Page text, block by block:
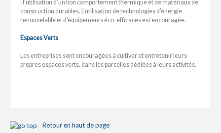
: l’utilisation d’un bon comportement thermique et de matériaux de
construction durables. L'utilisation de technologies d'énergie
renouvelable et d'équipements éco-efficaces est encouragée.
Espaces Verts
Les entreprises sont encouragées à cultiver et entretenir leurs
propres espaces verts, dans les parcelles dédiées à leurs activités.
Retour en haut de page